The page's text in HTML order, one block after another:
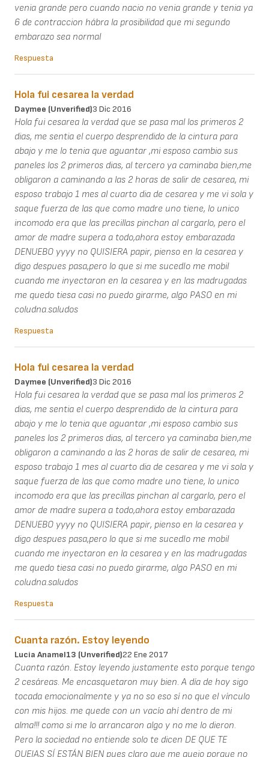
venia grande pero cuando nacio no venia grande y tenia ya
6 de contraccion hábra la prosibilidad que mi segundo
embarazo sea normal
Respuesta
Hola fui cesarea la verdad
Daymee (unverified)3 Dic 2016
Hola fui cesarea la verdad que se pasa mal los primeros 2
dias, me sentia el cuerpo desprendido de la cintura para
abajo y me lo tenia que aguantar ,mi esposo cambio sus
paneles los 2 primeros dias, al tercero ya caminaba bien,me
obligaron a caminando a las 2 horas de salir de cesarea, mi
esposo trabajo 1 mes al cuarto dia de cesarea y me vi sola y
saque fuerza de las que como madre uno tiene, lo unico
incomodo era que las precillas pinchan al cargarlo, pero el
amor de madre supera a todo,ahora estoy embarazada
DENUEBO yyyy no QUISIERA papir, pienso en la cesarea y
digo despues pasa,pero lo que si me sucedIo me mobil
cuando me inyectaron en la cesarea y en las madrugadas
me quedo tiesa casi no puedo girarme, algo PASO en mi
coludna.saludos
Respuesta
Hola fui cesarea la verdad
Daymee (unverified)3 Dic 2016
Hola fui cesarea la verdad que se pasa mal los primeros 2
dias, me sentia el cuerpo desprendido de la cintura para
abajo y me lo tenia que aguantar ,mi esposo cambio sus
paneles los 2 primeros dias, al tercero ya caminaba bien,me
obligaron a caminando a las 2 horas de salir de cesarea, mi
esposo trabajo 1 mes al cuarto dia de cesarea y me vi sola y
saque fuerza de las que como madre uno tiene, lo unico
incomodo era que las precillas pinchan al cargarlo, pero el
amor de madre supera a todo,ahora estoy embarazada
DENUEBO yyyy no QUISIERA papir, pienso en la cesarea y
digo despues pasa,pero lo que si me sucedIo me mobil
cuando me inyectaron en la cesarea y en las madrugadas
me quedo tiesa casi no puedo girarme, algo PASO en mi
coludna.saludos
Respuesta
Cuanta razón. Estoy leyendo
Lucia Anamel13 (unverified)22 Ene 2017
Cuanta razón. Estoy leyendo justamente esto porque tengo
2 cesáreas. Me encasquetaron muy bien. A día de hoy sigo
tocada emocionalmente y ya no so eso sí no que el vínculo
con mis hijos. me quede con un vacío ahí dentro de mi
alma!!! como si me lo arrancaron algo y no me lo dieron.
Pero la sociedad no entiende solo te dicen DE QUE TE
QUEJAS SÍ ESTÁN BIEN pues claro que me quejo porque no